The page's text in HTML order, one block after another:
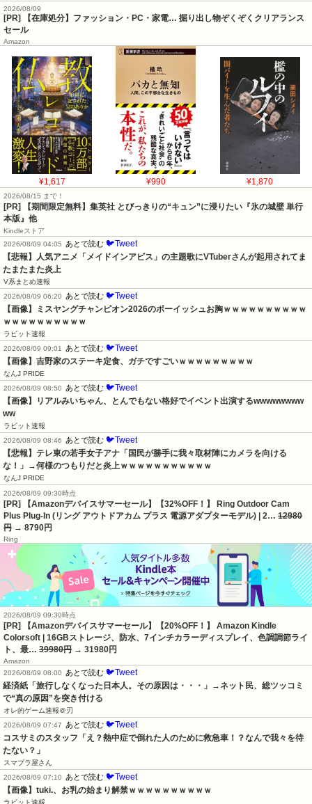
2026/08/09
[PR] 【在庫処分】ファッション・PC・家電… 掘り出し物ぞくぞくクリアランス
セール
Amazon
¥1,617 ¥990 ¥1,870
2026/08/15 まで！
[PR] 【期間限定無料】集英社 とびっきりの“キュン”に浸りたい『氷の城壁 単行
本版』他
Kindleストア
2026/08/09 04:05
あとで読む 🐦Tweet
【悲報】人気アニメ「メイドインアビス」の主題歌にVTuberさんが起用されてま
たまたまた炎上
V系まとめ速報
2026/08/09 06:20
あとで読む 🐦Tweet
【画像】ミスヤングチャンピオン2026のボーイッシュお胸ｗｗｗｗｗｗｗｗｗｗ
ｗｗｗｗｗｗｗｗｗｗ
ラビット速報
2026/08/09 09:01
あとで読む 🐦Tweet
【画像】吉野家のステーキ定食、ガチですごいｗｗｗｗｗｗｗｗｗ
なんJ PRIDE
2026/08/09 08:50
あとで読む 🐦Tweet
【画像】リアルみいちゃん、とんでもない格好でイベント出演するwwwwwwww
ww
ラビット速報
2026/08/09 08:46
あとで読む 🐦Tweet
【悲報】テレ東の若手女子アナ「国民が勝手に我々取材陣にカメラを向ける
な！」→何様のつもりだと炎上ｗｗｗｗｗｗｗｗｗｗｗ
なんJ PRIDE
2026/08/09 09:30時点
[PR] 【Amazonデバイスサマーセール】【32%OFF！】 Ring Outdoor Cam
Plus Plug-In (リング アウトドアカム プラス 電源アダプターモデル) | 2… 12980
円 → 8790円
Ring
2026/08/09 09:30時点
[PR] 【Amazonデバイスサマーセール】【20%OFF！】 Amazon Kindle
Colorsoft | 16GBストレージ、防水、7インチカラーディスプレイ、色調調節ライ
ト、最… 39980円 → 31980円
Amazon
2026/08/09 08:00
あとで読む 🐦Tweet
経済紙「旅行しなくなった日本人。その原因は・・・」→ネット民、総ツッコミ
で“真の原因”を突き付ける
オレ的ゲーム速報＠刃
2026/08/09 07:47
あとで読む 🐦Tweet
コスサミのスタッフ「え？熱中症で倒れた人のために救急車！？なんで我々を待
たない？」
スマブラ屋さん
2026/08/09 07:10
あとで読む 🐦Tweet
【画像】tuki.、お乳の始まり解禁ｗｗｗｗｗｗｗｗｗｗ
ラビット速報